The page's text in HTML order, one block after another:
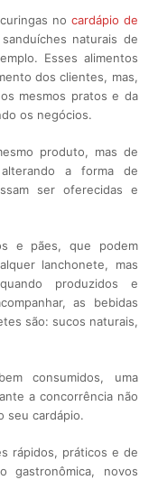
no cardápio de
naturais de
Esses alimentos
dos clientes, mas,
mesmos pratos e da
os negócios.
produto, mas de
alterando a forma de
ser oferecidas e
e pães, que podem
lanchonete, mas
produzidos e
as bebidas
são: sucos naturais,
consumidos, uma
a concorrência não
seu cardápio.
rápidos, práticos e de
gastronômica, novos